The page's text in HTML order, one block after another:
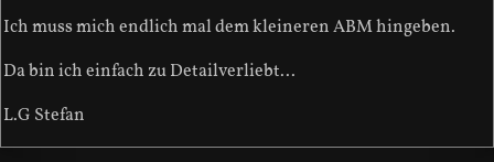
Ich muss mich endlich mal dem kleineren ABM hingeben.
Da bin ich einfach zu Detailverliebt...
L.G Stefan